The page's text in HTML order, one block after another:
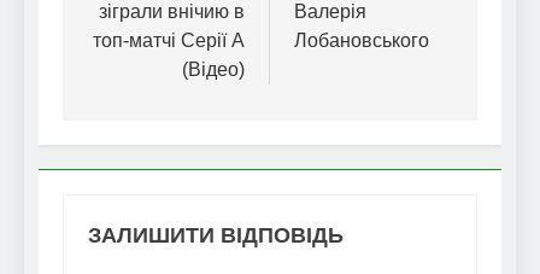
зіграли внічию в
топ-матчі Серії А
(Відео)
Валерія
Лобановського
ЗАЛИШИТИ ВІДПОВІДЬ